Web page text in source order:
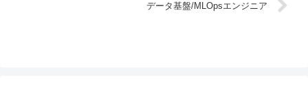
データ基盤/MLOpsエンジニア